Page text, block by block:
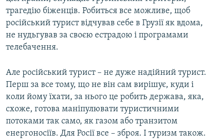
трагедію біженців. Робиться все можливе, щоб
російський турист відчував себе в Грузії як вдома,
не нудьгував за своєю естрадою і програмами
телебачення.
Але російський турист – не дуже надійний турист.
Перш за все тому, що не він сам вирішує, куди і
коли йому їхати, за нього це робить держава, яка,
схоже, готова маніпулювати туристичними
потоками так само, як газом або транзитом
енергоносіїв. Для Росії все – зброя. І туризм також.